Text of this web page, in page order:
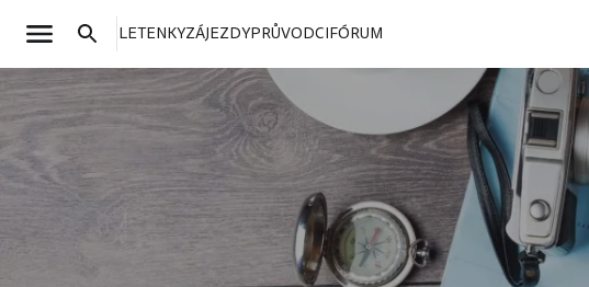
LETENKYZÁJEZDYPRŮVODCIFÓRUM